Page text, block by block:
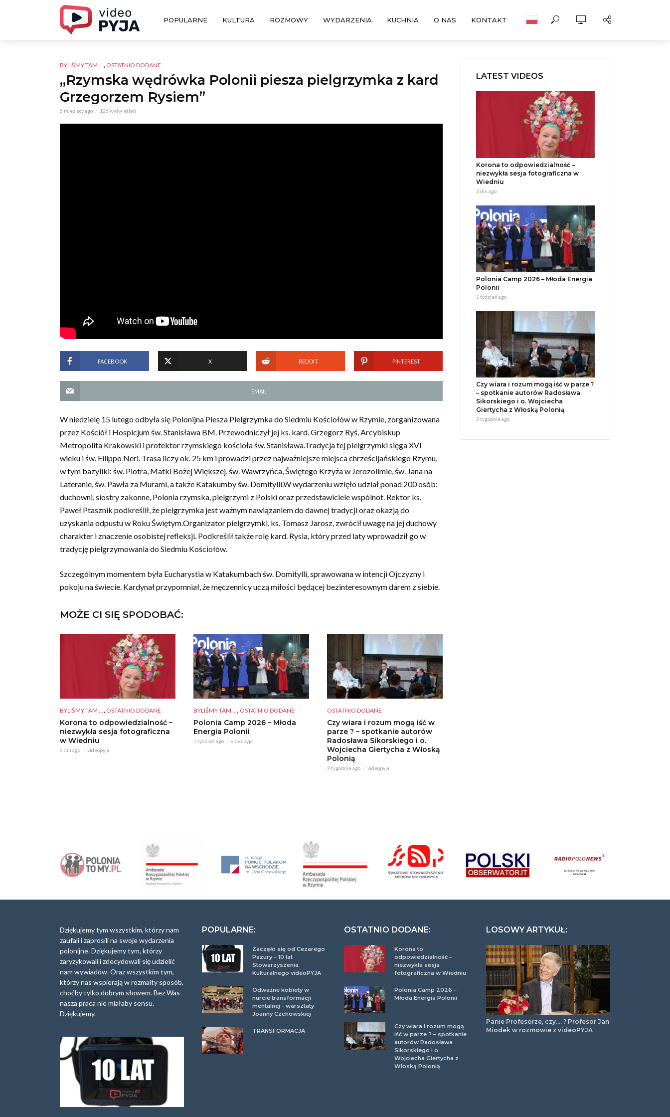
POPULARNE KULTURA ROZMOWY WYDARZENIA KUCHNIA O NAS KONTAKT
BYLIŚMY TAM ..., OSTATNIO DODANE
„Rzymska wędrówka Polonii piesza pielgrzymka z kard
Grzegorzem Rysiem”
6 miesięcy ago 126 wyświetleń
FACEBOOK X REDDIT PINTEREST
EMAIL
W niedzielę 15 lutego odbyła się Polonijna Piesza Pielgrzymka do Siedmiu Kościołów w Rzymie, zorganizowana
przez Kościół i Hospicjum św. Stanisława BM. Przewodniczył jej ks. kard. Grzegorz Ryś, Arcybiskup
Metropolita Krakowski i protektor rzymskiego kościoła św. Stanisława.Tradycja tej pielgrzymki sięga XVI
wieku i św. Filippo Neri. Trasa liczy ok. 25 km i prowadzi przez najważniejsze miejsca chrześcijańskiego Rzymu,
w tym bazyliki: św. Piotra, Matki Bożej Większej, św. Wawrzyńca, Świętego Krzyża w Jerozolimie, św. Jana na
Lateranie, św. Pawła za Murami, a także Katakumby św. Domitylli.W wydarzeniu wzięło udział ponad 200 osób:
duchowni, siostry zakonne, Polonia rzymska, pielgrzymi z Polski oraz przedstawiciele wspólnot. Rektor ks.
Paweł Ptasznik podkreślił, że pielgrzymka jest ważnym nawiązaniem do dawnej tradycji oraz okazją do
uzyskania odpustu w Roku Świętym.Organizator pielgrzymki, ks. Tomasz Jarosz, zwrócił uwagę na jej duchowy
charakter i znaczenie osobistej refleksji. Podkreślił także rolę kard. Rysia, który przed laty wprowadził go w
tradycję pielgrzymowania do Siedmiu Kościołów.
Szczególnym momentem była Eucharystia w Katakumbach św. Domitylli, sprawowana w intencji Ojczyzny i
pokoju na świecie. Kardynał przypomniał, że męczennicy uczą miłości będącej bezinteresownym darem z siebie.
MOŻE CI SIĘ SPODOBAĆ:
BYLIŚMY TAM ..., OSTATNIO DODANE
Korona to odpowiedzialność –
niezwykła sesja fotograficzna
w Wiedniu
3 dni ago videopyja
BYLIŚMY TAM ..., OSTATNIO DODANE
Polonia Camp 2026 – Młoda
Energia Polonii
1 tydzień ago videopyja
OSTATNIO DODANE
Czy wiara i rozum mogą iść w
parze ? – spotkanie autorów
Radosława Sikorskiego i o.
Wojciecha Giertycha z Włoską
Polonią
3 tygodnie ago videopyja
LATEST VIDEOS
Korona to odpowiedzialność –
niezwykła sesja fotograficzna w
Wiedniu
3 dni ago
Polonia Camp 2026 – Młoda Energia
Polonii
1 tydzień ago
Czy wiara i rozum mogą iść w parze ?
– spotkanie autorów Radosława
Sikorskiego i o. Wojciecha
Giertycha z Włoską Polonią
3 tygodnie ago
Dziękujemy tym wszystkim, którzy nam
zaufali i zaprosili na swoje wydarzenia
polonijne. Dziękujemy tym, którzy
zaryzykowali i zdecydowali się udzielić
nam wywiadów. Oraz wszystkim tym,
którzy nas wspierają w rozmaity sposób,
choćby tylko dobrym słowem. Bez Was
nasza praca nie miałaby sensu.
Dziękujemy.
POPULARNE:
Zaczęło się od Cezarego
Pazury – 10 lat
Stowarzyszenia
Kulturalnego videoPYJA
Odważne kobiety w
nurcie transformacji
mentalnej - warsztaty
Joanny Czchowskiej
TRANSFORMACJA
OSTATNIO DODANE:
Korona to
odpowiedzialność –
niezwykła sesja
fotograficzna w Wiedniu
Polonia Camp 2026 –
Młoda Energia Polonii
Czy wiara i rozum mogą
iść w parze ? – spotkanie
autorów Radosława
Sikorskiego i o.
Wojciecha Giertycha z
Włoską Polonią
LOSOWY ARTYKUŁ:
Panie Profesorze, czy…. ? Profesor Jan
Miodek w rozmowie z videoPYJA